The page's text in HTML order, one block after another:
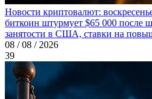
Новости криптовалют:
биткоин штурмует $65 000 после
занятости в США, ставки на
08 / 08 / 2026
39